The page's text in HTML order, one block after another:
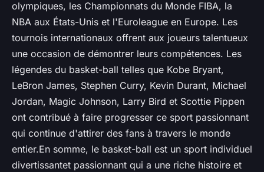
olympiques, les Championnats du Monde FIBA, la
NBA aux États-Unis et l'Euroleague en Europe. Les
tournois internationaux offrent aux joueurs talentueux
une occasion de démontrer leurs compétences. Les
légendes du basket-ball telles que Kobe Bryant,
LeBron James, Stephen Curry, Kevin Durant, Michael
Jordan, Magic Johnson, Larry Bird et Scottie Pippen
ont contribué à faire progresser ce sport passionnant
qui continue d'attirer des fans à travers le monde
entier.En somme, le basket-ball est un sport individuel
divertissantet passionnant qui a une riche histoire et